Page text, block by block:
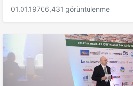
01.01.19706,431 görüntülenme